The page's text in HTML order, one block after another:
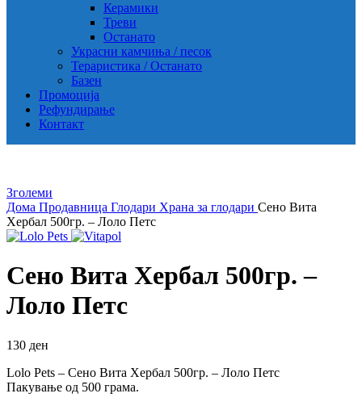
Керамики
Треви
Останато
Украсни камчиња / песок
Тераристика / Останато
Базен
Промоција
Рефундирање
Контакт
Зголеми
Дома Продавница Глодари Храна за глодари Сено Вита
Хербал 500гр. – Лоло Петс
Сено Вита Хербал 500гр. –
Лоло Петс
130 ден
Lolo Pets – Сено Вита Хербал 500гр. – Лоло Петс
Пакување од 500 грама.